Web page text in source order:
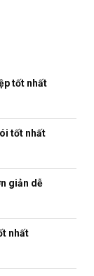
tốt nhất
tốt nhất
giản dễ
nhất